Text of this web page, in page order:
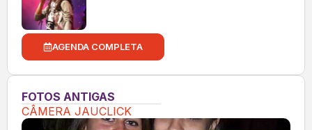
AGENDA COMPLETA
FOTOS ANTIGAS
CÂMERA JAUCLICK